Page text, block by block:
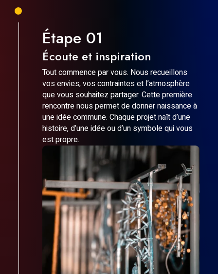
Étape 01
Écoute et inspiration
Tout commence par vous. Nous recueillons
vos envies, vos contraintes et l’atmosphère
que vous souhaitez partager. Cette première
rencontre nous permet de donner naissance à
une idée commune. Chaque projet naît d’une
histoire, d’une idée ou d’un symbole qui vous
est propre.